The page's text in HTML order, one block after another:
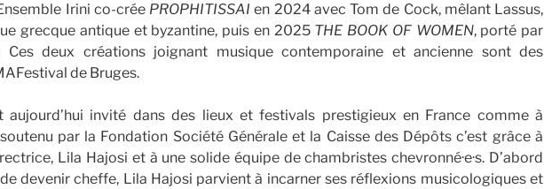
Irini co-crée PROPHITISSAI en 2024 avec Tom de Cock, mêlant Lassus,
grecque antique et byzantine, puis en 2025 THE BOOK OF WOMEN, porté par
Ces deux créations joignant musique contemporaine et ancienne sont des
de Bruges.
aujourd’hui invité dans des lieux et festivals prestigieux en France comme à
par la Fondation Société Générale et la Caisse des Dépôts c’est grâce à
Lila Hajosi et à une solide équipe de chambristes chevronné·e·s. D’abord
devenir cheffe, Lila Hajosi parvient à incarner ses réflexions musicologiques et